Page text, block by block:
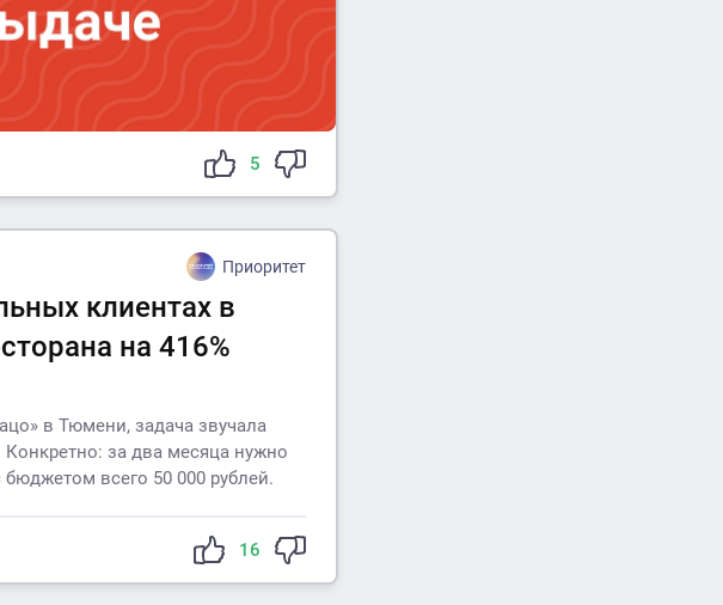
5
Приоритет
клиентах в
на 416%
в Тюмени, задача звучала
Конкретно: за два месяца нужно
всего 50 000 рублей.
16